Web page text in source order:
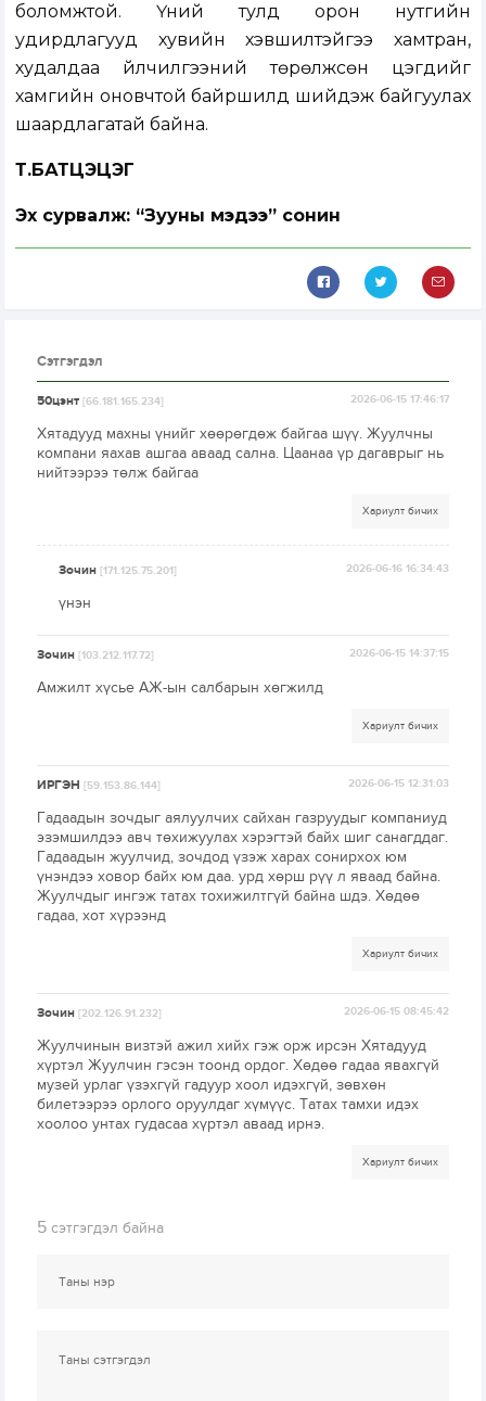
боломжтой. Үүний тулд орон нутгийн
удирдлагууд хувийн хэвшилтэйгээ хамтран,
худалдаа үйлчилгээний төрөлжсөн цэгүүдийг
хамгийн оновчтой байршилд шийдэж байгуулах
шаардлагатай байна.
Т.БАТЦЭЦЭГ
Эх сурвалж: “Зууны мэдээ” сонин
Сэтгэгдэл
50цэнт[66.181.165.234] 2026-06-15 17:46:17
Хятадууд махны үнийг хөөрөгдөж байгаа шүү. Жуулчны
компани яахав ашгаа аваад сална. Цаанаа үр дагаврыг нь
нийтээрээ төлж байгаа
Хариулт бичих
Зочин[171.125.75.201] 2026-06-16 16:34:43
үнэн
Зочин[103.212.117.72] 2026-06-15 14:37:15
Амжилт хүсье АЖ-ын салбарын хөгжилд
Хариулт бичих
ИРГЭН[59.153.86.144] 2026-06-15 12:31:03
Гадаадын зочдыг аялуулчих сайхан газруудыг компаниуд
эзэмшилдээ авч төхижуулах хэрэгтэй байх шиг санагддаг.
Гадаадын жуулчид, зочдод үзэж харах сонирхох юм
үнэндээ ховор байх юм даа. урд хөрш рүү л яваад байна.
Жуулчдыг ингэж татах тохижилтгүй байна шдэ. Хөдөө
гадаа, хот хүрээнд
Хариулт бичих
Зочин[202.126.91.232] 2026-06-15 08:45:42
Жуулчинын визтэй ажил хийх гэж орж ирсэн Хятадууд
хүртэл Жуулчин гэсэн тоонд ордог. Хөдөө гадаа явахгүй
музей урлаг үзэхгүй гадуур хоол идэхгүй, зөвхөн
билетээрээ орлого оруулдаг хүмүүс. Татах тамхи идэх
хоолоо унтах гудасаа хүртэл аваад ирнэ.
Хариулт бичих
5 сэтгэгдэл байна